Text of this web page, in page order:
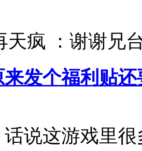
天疯 ：谢谢兄
来发个福利贴
说这游戏里